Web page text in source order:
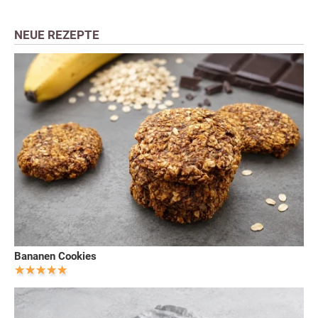
NEUE REZEPTE
Bananen Cookies